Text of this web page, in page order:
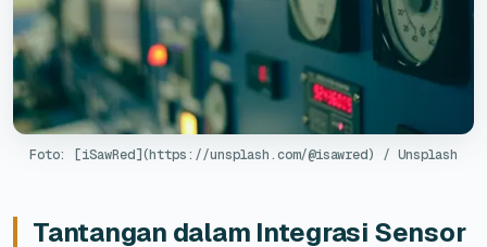
Foto: [iSawRed](https://unsplash.com/@isawred) / Unsplash
Tantangan dalam Integrasi Sensor